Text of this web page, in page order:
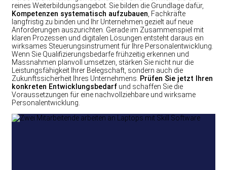
reines Weiterbildungsangebot. Sie bilden die Grundlage dafür,
Kompetenzen systematisch aufzubauen , Fachkräfte
langfristig zu binden und Ihr Unternehmen gezielt auf neue
Anforderungen auszurichten. Gerade im Zusammenspiel mit
klaren Prozessen und digitalen Lösungen entsteht daraus ein
wirksames Steuerungsinstrument für Ihre Personalentwicklung.
Wenn Sie Qualifizierungsbedarfe frühzeitig erkennen und
Massnahmen planvoll umsetzen, stärken Sie nicht nur die
Leistungsfähigkeit Ihrer Belegschaft, sondern auch die
Zukunftssicherheit Ihres Unternehmens. Prüfen Sie jetzt Ihren
konkreten Entwicklungsbedarf und schaffen Sie die
Voraussetzungen für eine nachvollziehbare und wirksame
Personalentwicklung.